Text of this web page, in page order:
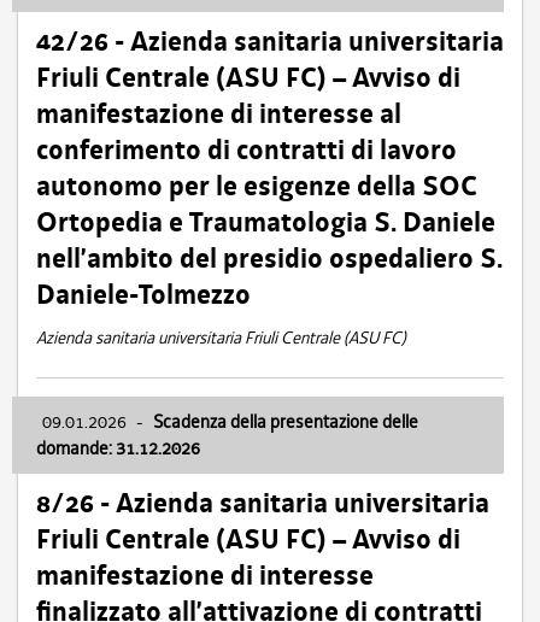
42/26 - Azienda sanitaria universitaria
Friuli Centrale (ASU FC) – Avviso di
manifestazione di interesse al
conferimento di contratti di lavoro
autonomo per le esigenze della SOC
Ortopedia e Traumatologia S. Daniele
nell’ambito del presidio ospedaliero S.
Daniele-Tolmezzo
Azienda sanitaria universitaria Friuli Centrale (ASU FC)
09.01.2026 - Scadenza della presentazione delle
domande: 31.12.2026
8/26 - Azienda sanitaria universitaria
Friuli Centrale (ASU FC) – Avviso di
manifestazione di interesse
finalizzato all’attivazione di contratti